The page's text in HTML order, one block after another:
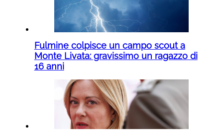
Fulmine colpisce un campo scout a
Monte Livata: gravissimo un ragazzo di
16 anni